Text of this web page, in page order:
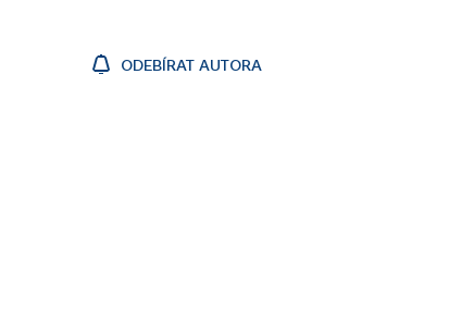
ODEBÍRAT AUTORA